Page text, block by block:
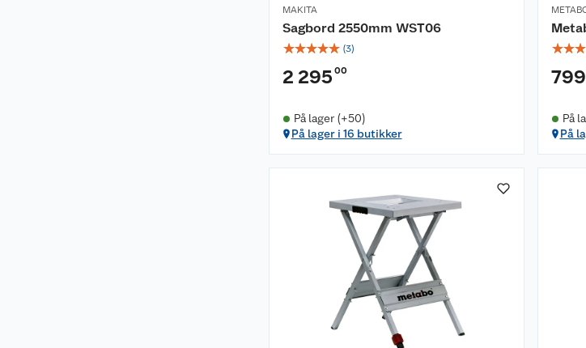
MAKITA
Sagbord 2550mm WST06
☆☆☆☆☆ (3)
2 295 00
På lager (+50)
På lager i 16 butikker
☆☆☆
799
På
På